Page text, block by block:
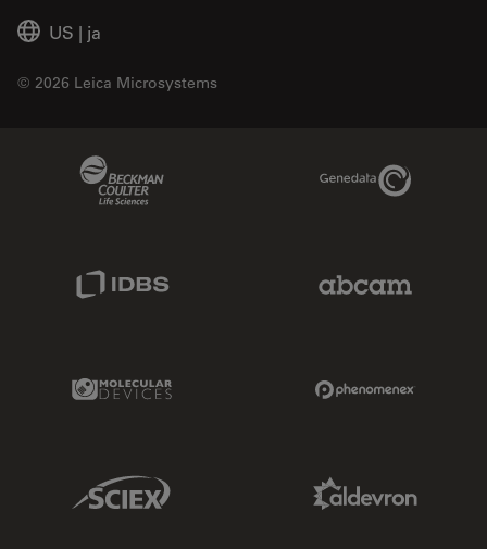
US | ja
© 2026 Leica Microsystems
Genedata Link
Molecular Devices Link
Sciex Link